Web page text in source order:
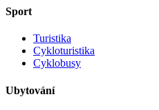
Sport
Turistika
Cykloturistika
Cyklobusy
Ubytování